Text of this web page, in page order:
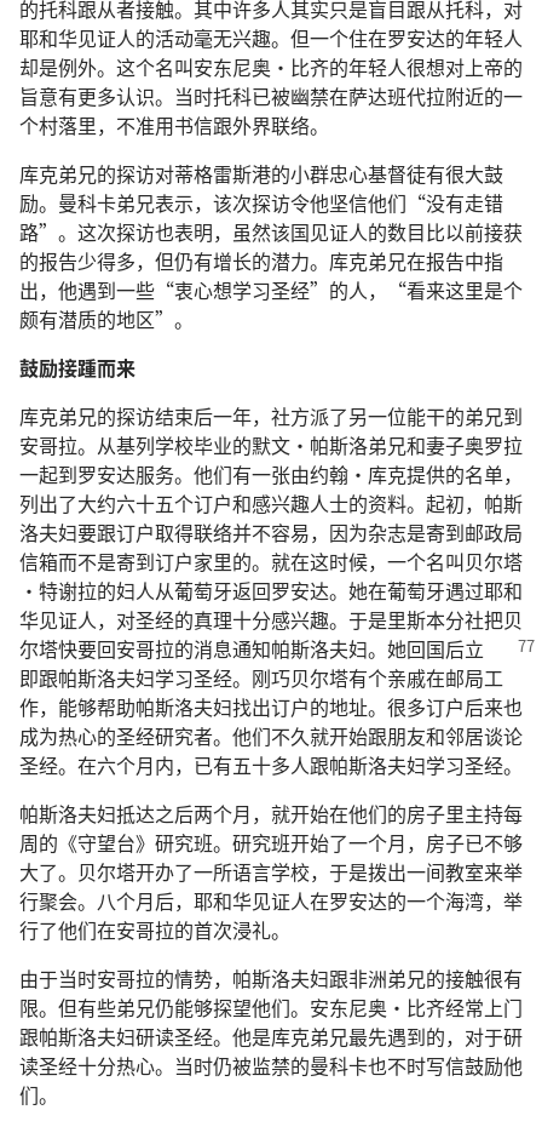
的托科跟从者接触。其中许多人其实只是盲目跟从托科，对
耶和华见证人的活动毫无兴趣。但一个住在罗安达的年轻人
却是例外。这个名叫安东尼奥·比齐的年轻人很想对上帝的
旨意有更多认识。当时托科已被幽禁在萨达班代拉附近的一
个村落里，不准用书信跟外界联络。
库克弟兄的探访对蒂格雷斯港的小群忠心基督徒有很大鼓
励。曼科卡弟兄表示，该次探访令他坚信他们“没有走错
路”。这次探访也表明，虽然该国见证人的数目比以前接获
的报告少得多，但仍有增长的潜力。库克弟兄在报告中指
出，他遇到一些“衷心想学习圣经”的人，“看来这里是个
颇有潜质的地区”。
鼓励接踵而来
库克弟兄的探访结束后一年，社方派了另一位能干的弟兄到
安哥拉。从基列学校毕业的默文·帕斯洛弟兄和妻子奥罗拉
一起到罗安达服务。他们有一张由约翰·库克提供的名单，
列出了大约六十五个订户和感兴趣人士的资料。起初，帕斯
洛夫妇要跟订户取得联络并不容易，因为杂志是寄到邮政局
信箱而不是寄到订户家里的。就在这时候，一个名叫贝尔塔
·特谢拉的妇人从葡萄牙返回罗安达。她在葡萄牙遇过耶和
华见证人，对圣经的真理十分感兴趣。于是里斯本分社把贝
尔塔快要回安哥拉的消息通知帕斯洛夫妇。她回国后立
即跟帕斯洛夫妇学习圣经。刚巧贝尔塔有个亲戚在邮局工
作，能够帮助帕斯洛夫妇找出订户的地址。很多订户后来也
成为热心的圣经研究者。他们不久就开始跟朋友和邻居谈论
圣经。在六个月内，已有五十多人跟帕斯洛夫妇学习圣经。
帕斯洛夫妇抵达之后两个月，就开始在他们的房子里主持每
周的《守望台》研究班。研究班开始了一个月，房子已不够
大了。贝尔塔开办了一所语言学校，于是拨出一间教室来举
行聚会。八个月后，耶和华见证人在罗安达的一个海湾，举
行了他们在安哥拉的首次浸礼。
由于当时安哥拉的情势，帕斯洛夫妇跟非洲弟兄的接触很有
限。但有些弟兄仍能够探望他们。安东尼奥·比齐经常上门
跟帕斯洛夫妇研读圣经。他是库克弟兄最先遇到的，对于研
读圣经十分热心。当时仍被监禁的曼科卡也不时写信鼓励他
们。